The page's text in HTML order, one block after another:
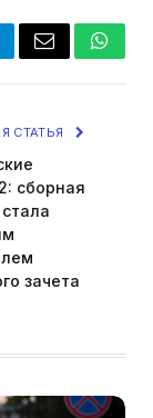
Email
СТАТЬЯ
сборная
зачета